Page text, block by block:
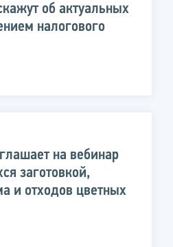
об актуальных
налогового
на вебинар
заготовкой,
и отходов цветных